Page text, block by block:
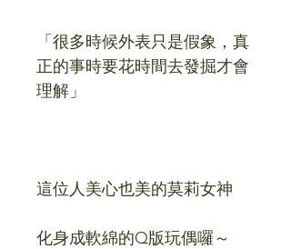
「很多時候外表只是假象，真
正的事時要花時間去發掘才會
理解」
這位人美心也美的莫莉女神
化身成軟綿的Q版玩偶囉～